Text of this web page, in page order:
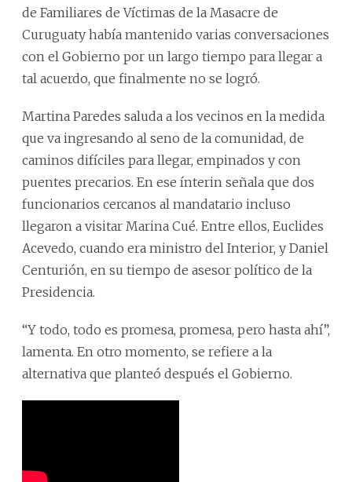
de Familiares de Víctimas de la Masacre de
Curuguaty había mantenido varias conversaciones
con el Gobierno por un largo tiempo para llegar a
tal acuerdo, que finalmente no se logró.
Martina Paredes saluda a los vecinos en la medida
que va ingresando al seno de la comunidad, de
caminos difíciles para llegar, empinados y con
puentes precarios. En ese ínterin señala que dos
funcionarios cercanos al mandatario incluso
llegaron a visitar Marina Cué. Entre ellos, Euclides
Acevedo, cuando era ministro del Interior, y Daniel
Centurión, en su tiempo de asesor político de la
Presidencia.
“Y todo, todo es promesa, promesa, pero hasta ahí”,
lamenta. En otro momento, se refiere a la
alternativa que planteó después el Gobierno.